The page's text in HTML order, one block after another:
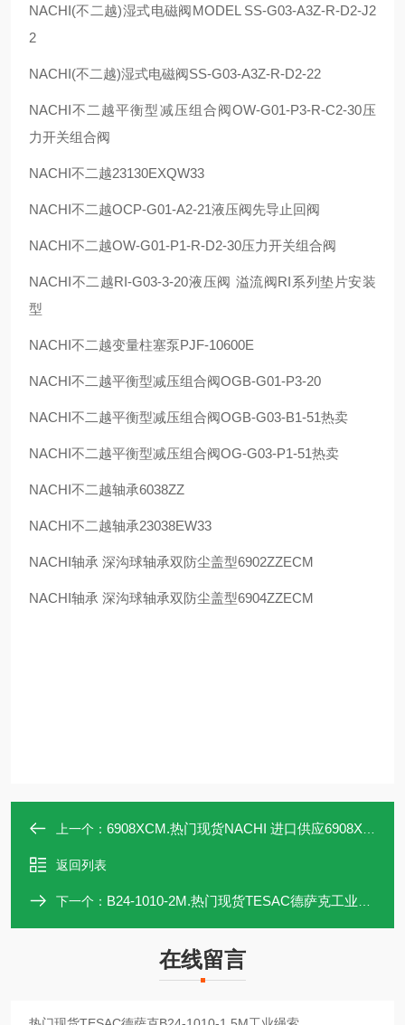
NACHI(不二越)湿式电磁阀MODEL SS-G03-A3Z-R-D2-J2
2
NACHI(不二越)湿式电磁阀SS-G03-A3Z-R-D2-22
NACHI不二越平衡型减压组合阀OW-G01-P3-R-C2-30压
力开关组合阀
NACHI不二越23130EXQW33
NACHI不二越OCP-G01-A2-21液压阀先导止回阀
NACHI不二越OW-G01-P1-R-D2-30压力开关组合阀
NACHI不二越RI-G03-3-20液压阀 溢流阀RI系列垫片安装
型
NACHI不二越变量柱塞泵PJF-10600E
NACHI不二越平衡型减压组合阀OGB-G01-P3-20
NACHI不二越平衡型减压组合阀OGB-G03-B1-51热卖
NACHI不二越平衡型减压组合阀OG-G03-P1-51热卖
NACHI不二越轴承6038ZZ
NACHI不二越轴承23038EW33
NACHI轴承 深沟球轴承双防尘盖型6902ZZECM
NACHI轴承 深沟球轴承双防尘盖型6904ZZECM
上一个： 6908XCM.热门现货NACHI 进口供应6908XCM轴承
返回列表
下一个： B24-1010-2M.热门现货TESAC德萨克工业绳索B24-1010-2M
在线留言